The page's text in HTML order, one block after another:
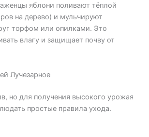
яблони поливают тёплой
на дерево) и мульчируют
торфом или опилками. Это
влагу и защищает почву от
Лучезарное
но для получения высокого урожая
простые правила ухода.